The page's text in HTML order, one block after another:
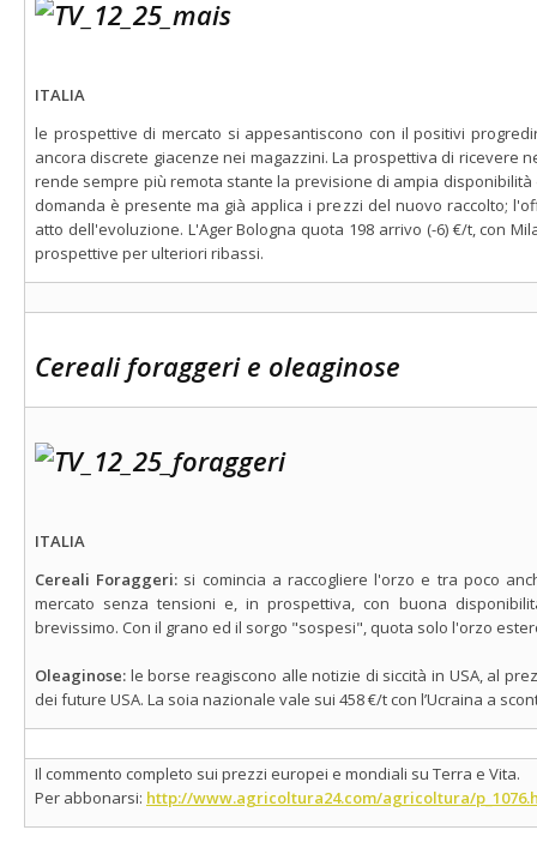
ITALIA
le prospettive di mercato si appesantiscono con il positivi
ancora discrete giacenze nei magazzini. La prospettiva di ricevere
rende sempre più remota stante la previsione di ampia disponibilità
domanda è presente ma già applica i prezzi del nuovo raccolto;
atto dell'evoluzione. L'Ager Bologna quota 198 arrivo (-6) €/t, con
prospettive per ulteriori ribassi.
Cereali foraggeri e oleaginose
ITALIA
Cereali Foraggeri: si comincia a raccogliere l'orzo e tra poco
mercato senza tensioni e, in prospettiva, con buona
brevissimo. Con il grano ed il sorgo "sospesi", quota solo l'orzo
Oleaginose: le borse reagiscono alle notizie di siccità in USA, al
dei future USA. La soia nazionale vale sui 458 €/t con l’Ucraina a
Il commento completo sui prezzi europei e mondiali su Terra e Vita.
Per abbonarsi: http://www.agricoltura24.com/agricoltura/